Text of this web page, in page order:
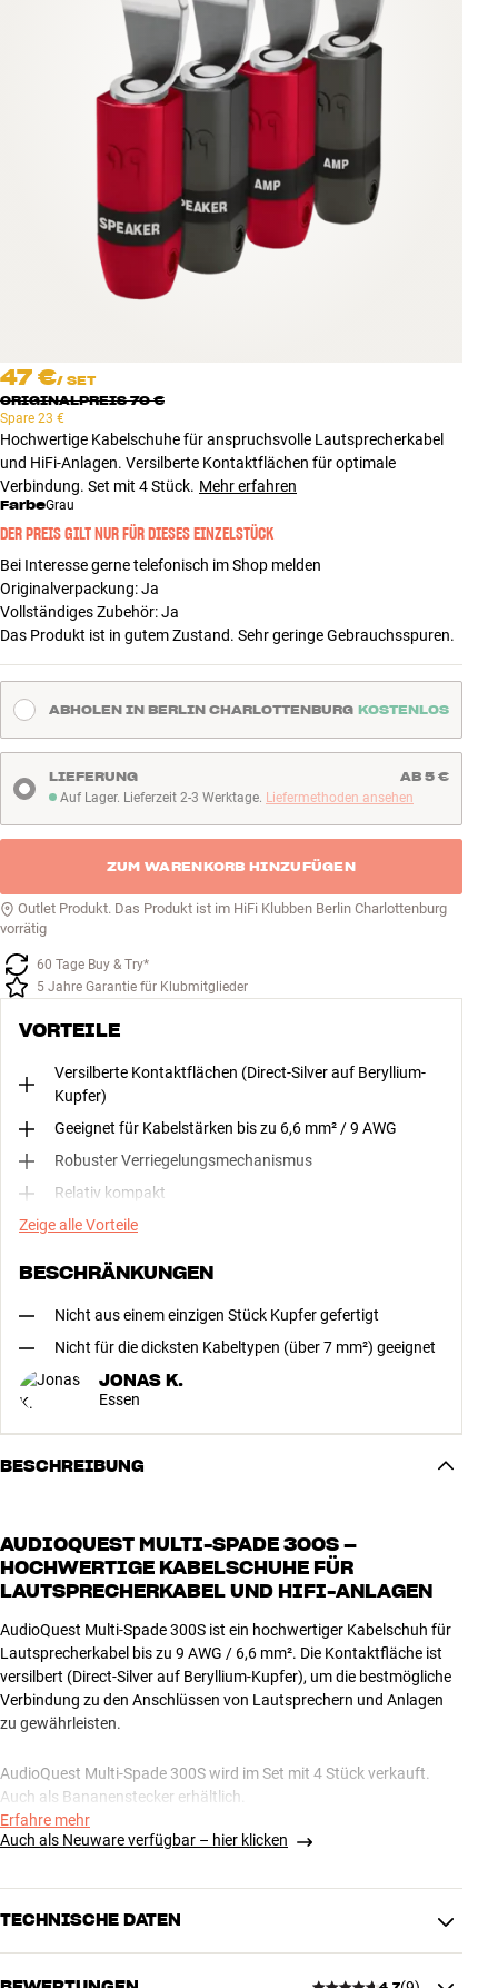
Zubehör
INSPIRATION
ANGEBOTE
Kundendienst
Bauen mit Klang
47 €/ SET
ORIGINALPREIS70 €
Spare 23 €
Hochwertige Kabelschuhe für anspruchsvolle Lautsprecherkabel
und HiFi-Anlagen. Versilberte Kontaktflächen für optimale
Verbindung. Set mit 4 Stück. Mehr erfahren
FarbeGrau
DER PREIS GILT NUR FÜR DIESES EINZELSTÜCK
Bei Interesse gerne telefonisch im Shop melden
Originalverpackung:Ja
Vollständiges Zubehör:Ja
Das Produkt ist in gutem Zustand. Sehr geringe Gebrauchsspuren.
ABHOLEN IN BERLIN CHARLOTTENBURG KOSTENLOS
Auf Lager. Lieferzeit 2-3 Werktage
Auf Lager. Lieferzeit 2-3 Werktage. Liefermethoden ansehen
LIEFERUNG AB 5 €
ZUM WARENKORB HINZUFÜGEN
Outlet Produkt. Das Produkt ist im HiFi Klubben Berlin Charlottenburg
vorrätig
60 Tage Buy & Try*
5 Jahre Garantie für Klubmitglieder
VORTEILE
Versilberte Kontaktflächen (Direct-Silver auf Beryllium-
Kupfer)
Geeignet für Kabelstärken bis zu 6,6 mm² / 9 AWG
Robuster Verriegelungsmechanismus
Relativ kompakt
Zeige alle Vorteile
BESCHRÄNKUNGEN
Nicht aus einem einzigen Stück Kupfer gefertigt
Nicht für die dicksten Kabeltypen (über 7 mm²) geeignet
JONAS K.
Essen
BESCHREIBUNG
AUDIOQUEST MULTI-SPADE 300S –
HOCHWERTIGE KABELSCHUHE FÜR
LAUTSPRECHERKABEL UND HIFI-ANLAGEN
AudioQuest Multi-Spade 300S ist ein hochwertiger Kabelschuh für
Lautsprecherkabel bis zu 9 AWG / 6,6 mm². Die Kontaktfläche ist
versilbert (Direct-Silver auf Beryllium-Kupfer), um die bestmögliche
Verbindung zu den Anschlüssen von Lautsprechern und Anlagen
zu gewährleisten.
AudioQuest Multi-Spade 300S wird im Set mit 4 Stück verkauft.
Auch als Bananenstecker erhältlich.
Hinweis: HiFi Klubben bietet das gesamte Sortiment von
Spezialprodukt interessiert bist, das nicht auf unserer Website
aufgeführt ist. Wir beschaffen es gerne für Dich.
Erfahre mehr
Auch als Neuware verfügbar – hier klicken
TECHNISCHE DATEN